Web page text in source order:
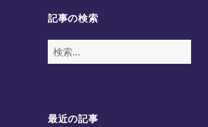
記事の検索
検
索:
最近の記事